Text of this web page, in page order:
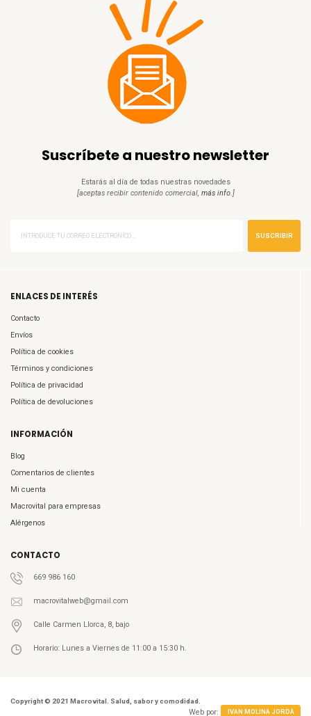
Suscríbete a nuestro newsletter
Estarás al día de todas nuestras novedades
[aceptas recibir contenido comercial, más info.]
SUSCRIBIR
ENLACES DE INTERÉS
Contacto
Envíos
Política de cookies
Términos y condiciones
Política de privacidad
Política de devoluciones
INFORMACIÓN
Blog
Comentarios de clientes
Mi cuenta
Macrovital para empresas
Alérgenos
CONTACTO
669 986 160
macrovitalweb@gmail.com
Calle Carmen Llorca, 8, bajo
Horario: Lunes a Viernes de 11:00 a 15:30 h.
Copyright © 2021 Macrovital. Salud, sabor y comodidad.
Web por: IVAN MOLINA JORDÀ